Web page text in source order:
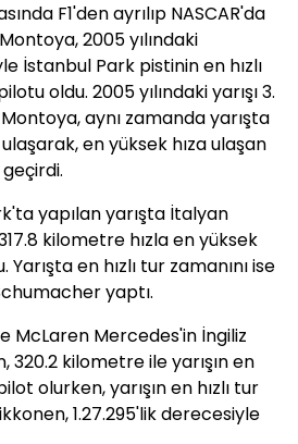
F1'den ayrılıp NASCAR'da
2005 yılındaki
İstanbul Park pistinin en hızlı
oldu. 2005 yılındaki yarışı 3.
aynı zamanda yarışta
en yüksek hıza ulaşan
yapılan yarışta İtalyan
kilometre hızla en yüksek
en hızlı tur zamanını ise
yaptı.
McLaren Mercedes'in İngiliz
320.2 kilometre ile yarışın en
olurken, yarışın en hızlı tur
1.27.295'lik derecesiyle